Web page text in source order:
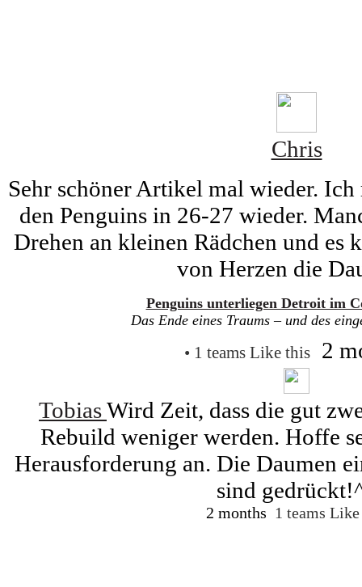
Chris
Sehr schöner Artikel mal wieder.
den Penguins in 26-27 wieder.
Drehen an kleinen Rädchen und
von Herzen die
Penguins unterliegen Detroit im
Das Ende eines Traums – und des
• 1 teams Like this 2
TobiasWird Zeit, dass die gut
Rebuild weniger werden. Hoffe
Herausforderung an. Die Daumen
sind
2 months 1 teams